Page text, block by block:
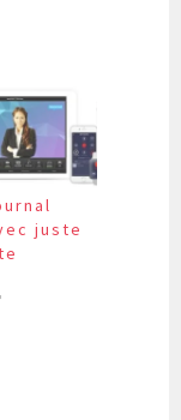
juste